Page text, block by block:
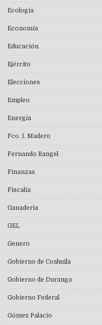
Ecología
Economía
Educación
Ejército
Elecciones
Empleo
Energía
Fco. I. Madero
Fernando Rangel
Finanzas
Fiscalía
Ganaderia
GEL
Genero
Gobierno de Coahuila
Gobierno de Durango
Gobierno Federal
Gómez Palacio